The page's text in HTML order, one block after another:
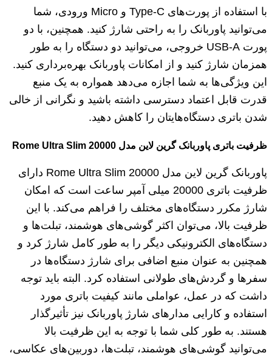
با استفاده از پورت‌های Type-C و Micro ورودی، شما
می‌توانید پاوربانک را به راحتی شارژ کنید. همچنین، با دو
پورت USB-A خروجی، می‌توانید دو دستگاه را به طور
همزمان شارژ کنید و از امکانات پاوربانک بهره‌برداری کنید.
این ویژگی‌ها به شما اجازه می‌دهد همواره به یک منبع
قدرت قابل اعتماد دسترسی داشته باشید و نگرانی از خالی
شدن باتری دستگاه‌هایتان را کاهش دهید.
ظرفیت باتری پاوربانک گرین لاین مدل Rome Ultra Slim 20000
پاوربانک گرین لاین مدل Rome Ultra Slim 20000 دارای
ظرفیت باتری 20000 میلی آمپر ساعت است که امکان
شارژ مکرر دستگاه‌های مختلف را فراهم می‌کند. با این
ظرفیت بالا، می‌توان اکثر گوشی‌های هوشمند، تبلت‌ها و
دستگاه‌های الکترونیکی دیگر را به طور کامل شارژ کرد و
همچنین به عنوان منبع اضافی برای شارژ دستگاه‌ها در
سفرها و گردش‌های طولانی استفاده کرد. البته باید توجه
داشت که در عمل، عواملی مانند کیفیت باتری مورد
استفاده و کارایی مدارهای شارژ پاوربانک نیز تأثیرگذار
هستند. به طور کلی شما با توجه به این ظرفیت بالا
می‌توانید گوشی‌های هوشمند، تبلت‌ها، دوربین‌های عکاسی،